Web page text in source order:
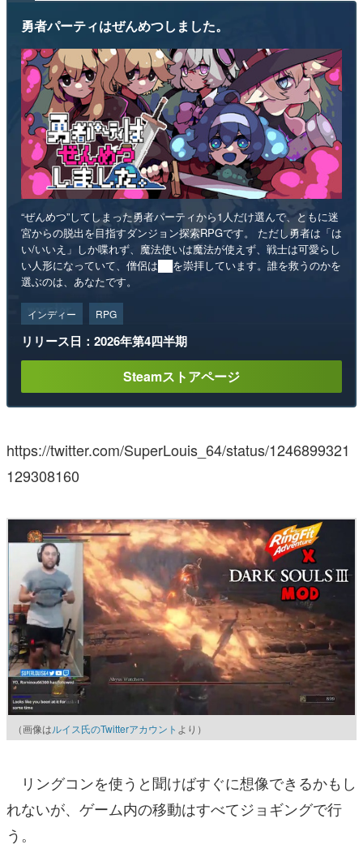
勇者パーティはぜんめつしました。
“ぜんめつ”してしまった勇者パーティから1人だけ選んで、ともに迷
宮からの脱出を目指すダンジョン探索RPGです。 ただし勇者は「は
い/いいえ」しか喋れず、魔法使いは魔法が使えず、戦士は可愛らし
い人形になっていて、僧侶は██を崇拝しています。誰を救うのかを
選ぶのは、あなたです。
インディー RPG
リリース日：2026年第4四半期
Steamストアページ
https://twitter.com/SuperLouis_64/status/1246899321
129308160
（画像はルイス氏のTwitterアカウント より）
リングコンを使うと聞けばすぐに想像できるかもし
れないが、ゲーム内の移動はすべてジョギングで行
う。